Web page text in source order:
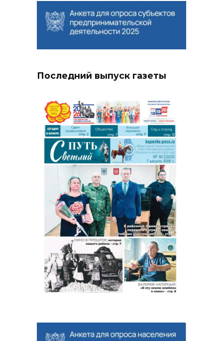
Последний выпуск газеты